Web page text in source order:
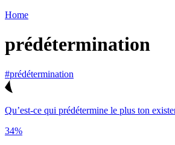
Home
prédétermination
#prédétermination
Qu’est-ce qui prédétermine le plus ton
34%